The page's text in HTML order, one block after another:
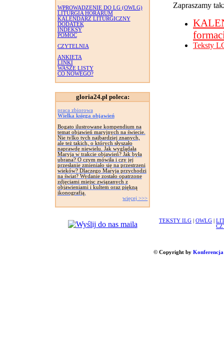
WPROWADZENIE DO LG (OWLG)
LITURGIA HORARUM
KALENDARZ LITURGICZNY
DODATEK
INDEKSY
POMOC
CZYTELNIA
ANKIETA
LINKI
WASZE LISTY
CO NOWEGO?
gloria24.pl poleca:
praca zbiorowa
Wielka księga objawień
Bogato ilustrowane kompendium na
temat objawień maryjnych na świecie.
Nie tylko tych najbardziej znanych,
ale też takich, o których słyszało
naprawdę niewielu. Jak wyglądała
Maryja w trakcie objawień? Jak była
ubrana? O czym mówiła i czy jej
przesłanie zmieniało się na przestrzeni
wieków? Dlaczego Maryja przychodzi
na świat? Wydanie zostało opatrzone
zdjęciami miejsc związanych z
objawieniami i kultem oraz piękną
ikonografią.
więcej >>>
Zapraszamy
Teksty
TEKSTY ILG OWLG
© Copyright by Konferencja